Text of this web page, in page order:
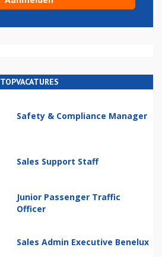
TOPVACATURES
Safety & Compliance Manager
Sales Support Staff
Junior Passenger Traffic
Officer
Sales Admin Executive Benelux